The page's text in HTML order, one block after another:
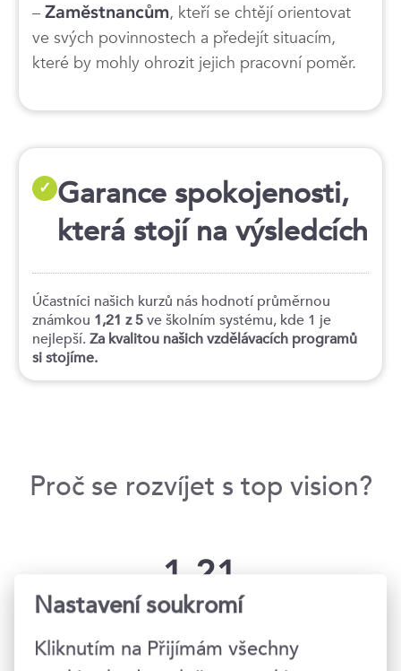
– Zaměstnancům, kteří se chtějí orientovat
ve svých povinnostech a předejít situacím,
které by mohly ohrozit jejich pracovní poměr.
✓ Garance spokojenosti,
která stojí na výsledcích
Účastníci našich kurzů nás hodnotí průměrnou
známkou 1,21 z 5ve školním systému, kde 1 je
nejlepší. Za kvalitou našich vzdělávacích programů
si stojíme.
Proč se rozvíjet s top vision?
1,21
průměrná známka
kvality kurzů
Nastavení soukromí
Kliknutím na Přijímám všechny